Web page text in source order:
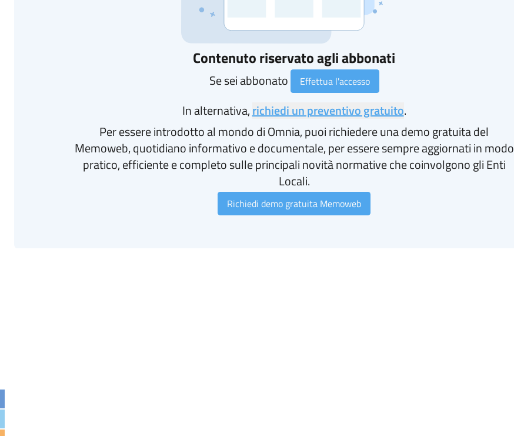
Contenuto riservato agli abbonati
Se sei abbonato Effettua l'accesso
In alternativa,richiedi un preventivo gratuito.
Per essere introdotto al mondo di Omnia, puoi richiedere una demo gratuita del
Memoweb, quotidiano informativo e documentale, per essere sempre aggiornati in modo
pratico, efficiente e completo sulle principali novità normative che coinvolgono gli Enti
Locali.
Richiedi demo gratuita Memoweb